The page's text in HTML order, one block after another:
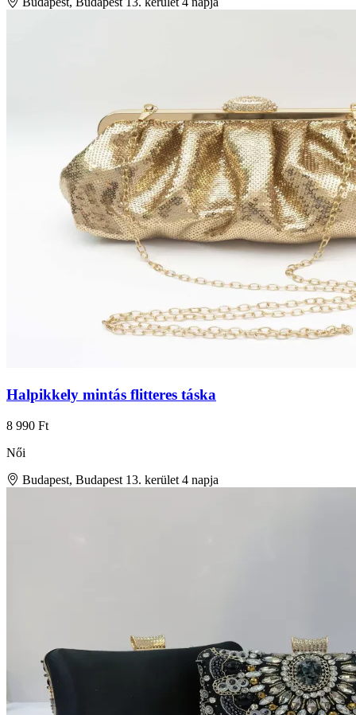
Halpikkely mintás flitteres táska
8 990 Ft
Női
Budapest, Budapest 13. kerület 4 napja